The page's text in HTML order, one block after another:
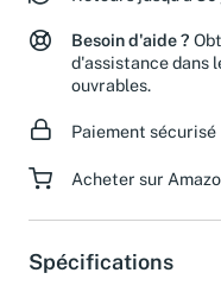
Retours jusqu'à
Besoin d'aide ?
d'assistance dans
Spécifications